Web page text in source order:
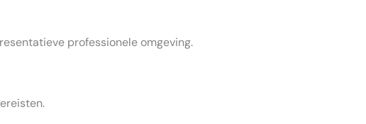
professionele omgeving.